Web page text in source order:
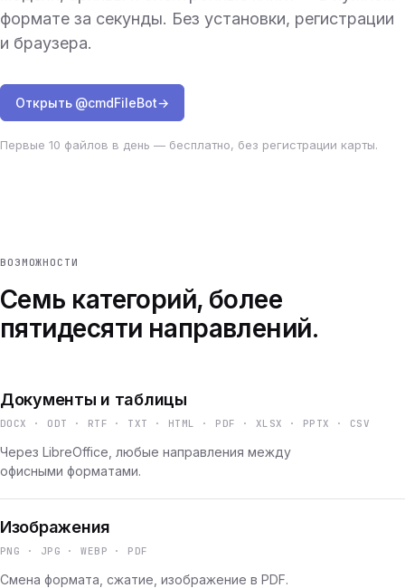
формате за секунды. Без установки, регистрации
и браузера.
Открыть @cmdFileBot→
Первые 10 файлов в день — бесплатно, без регистрации карты.
ВОЗМОЖНОСТИ
Семь категорий, более
пятидесяти направлений.
Документы и таблицы
DOCX · ODT · RTF · TXT · HTML · PDF · XLSX · PPTX · CSV
Через LibreOffice, любые направления между
офисными форматами.
Изображения
PNG · JPG · WEBP · PDF
Смена формата, сжатие, изображение в PDF.